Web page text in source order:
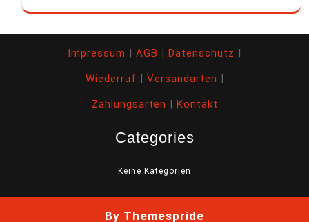
Impressum | AGB | Datenschutz |
Wiederruf | Versandarten |
Zahlungsarten | Kontakt
Categories
Keine Kategorien
By Themespride